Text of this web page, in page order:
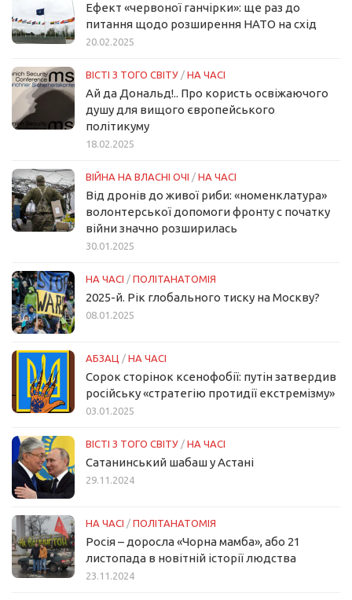
Ефект «червоної ганчірки»: ще раз до
питання щодо розширення НАТО на схід
20.02.2025
ВІСТІ З ТОГО СВІТУ / НА ЧАСІ
Ай да Дональд!.. Про користь освіжаючого
душу для вищого європейського
політикуму
18.02.2025
ВІЙНА НА ВЛАСНІ ОЧІ / НА ЧАСІ
Від дронів до живої риби: «номенклатура»
волонтерської допомоги фронту с початку
війни значно розширилась
30.01.2025
НА ЧАСІ / ПОЛІТАНАТОМІЯ
2025-й. Рік глобального тиску на Москву?
08.01.2025
АБЗАЦ / НА ЧАСІ
Сорок сторінок ксенофобії: путін затвердив
російську «стратегію протидії екстремізму»
03.01.2025
ВІСТІ З ТОГО СВІТУ / НА ЧАСІ
Сатанинський шабаш у Астані
29.11.2024
НА ЧАСІ / ПОЛІТАНАТОМІЯ
Росія – доросла «Чорна мамба», або 21
листопада в новітній історії людства
23.11.2024